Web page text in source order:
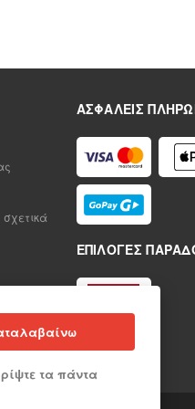
ΑΣΦΑΛΕΊΣ
ΕΠΙΛΟΓΈΣ
τα πάντα